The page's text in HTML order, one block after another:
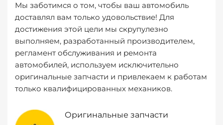
Мы заботимся о том, чтобы ваш автомобиль
доставлял вам только удовольствие! Для
достижения этой цели мы скрупулезно
выполняем, разработанный производителем,
регламент обслуживания и ремонта
автомобилей, используем исключительно
оригинальные запчасти и привлекаем к работам
только квалифицированных механиков.
Оригинальные запчасти